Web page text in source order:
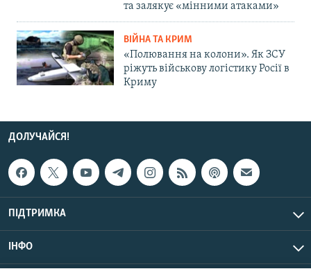
та залякує «мінними атаками»
ВІЙНА ТА КРИМ
«Полювання на колони». Як ЗСУ
ріжуть військову логістику Росії в
Криму
ДОЛУЧАЙСЯ!
ПІДТРИМКА
ІНФО